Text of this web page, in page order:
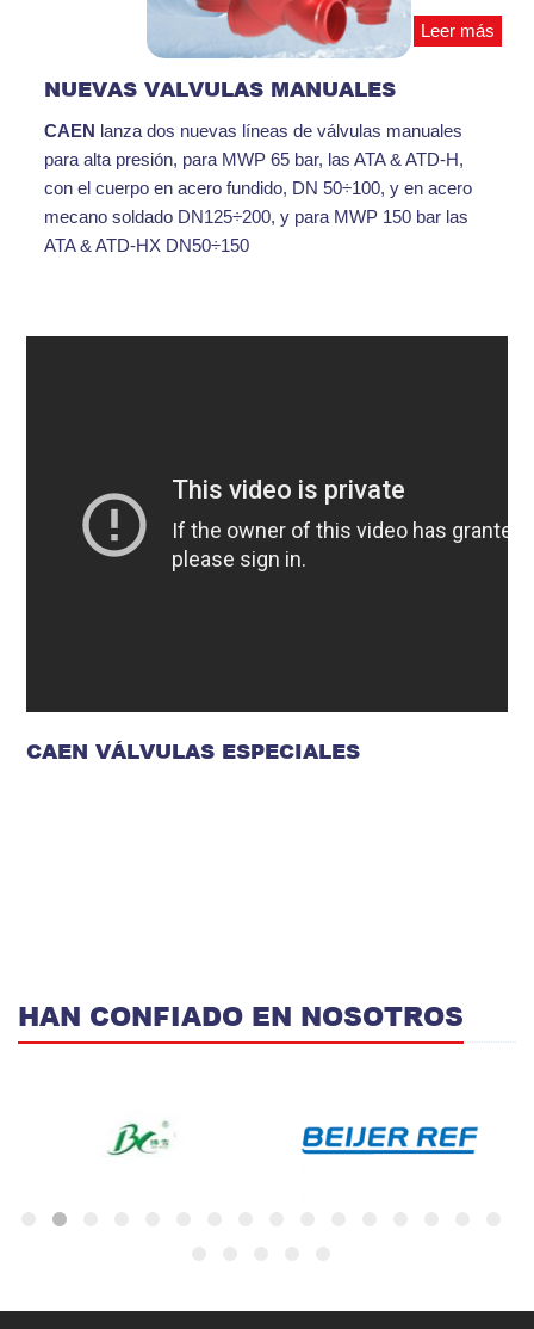
Leer más
NUEVAS VALVULAS MANUALES
CAEN lanza dos nuevas líneas de válvulas manuales
para alta presión, para MWP 65 bar, las ATA & ATD-H,
con el cuerpo en acero fundido, DN 50÷100, y en acero
mecano soldado DN125÷200, y para MWP 150 bar las
ATA & ATD-HX DN50÷150
CAEN VÁLVULAS ESPECIALES
HAN CONFIADO EN NOSOTROS